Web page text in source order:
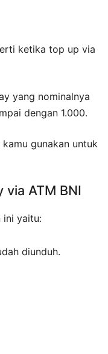
ketika top up via
yang nominalnya
dengan 1.000.
gunakan untuk
via ATM BNI
ini yaitu:
diunduh.